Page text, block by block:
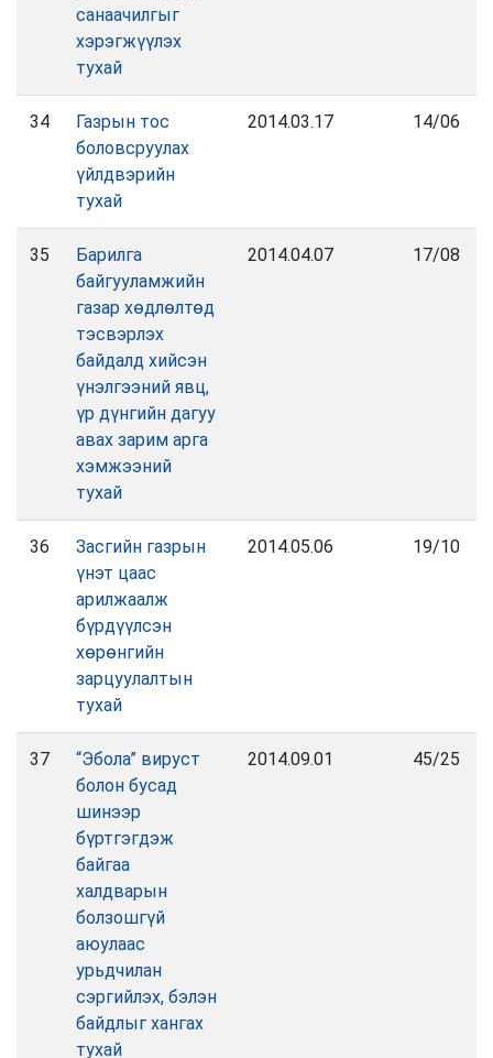
санаачилгыг
хэрэгжүүлэх
тухай
34
Газрын тос
боловсруулах
үйлдвэрийн
тухай
2014.03.17 14/06
35
Барилга
байгууламжийн
газар хөдлөлтөд
тэсвэрлэх
байдалд хийсэн
үнэлгээний явц,
үр дүнгийн дагуу
авах зарим арга
хэмжээний
тухай
2014.04.07 17/08
36
Засгийн газрын
үнэт цаас
арилжаалж
бүрдүүлсэн
хөрөнгийн
зарцуулалтын
тухай
2014.05.06 19/10
37
“Эбола” вируст
болон бусад
шинээр
бүртгэгдэж
байгаа
халдварын
болзошгүй
аюулаас
урьдчилан
сэргийлэх, бэлэн
байдлыг хангах
тухай
2014.09.01 45/25